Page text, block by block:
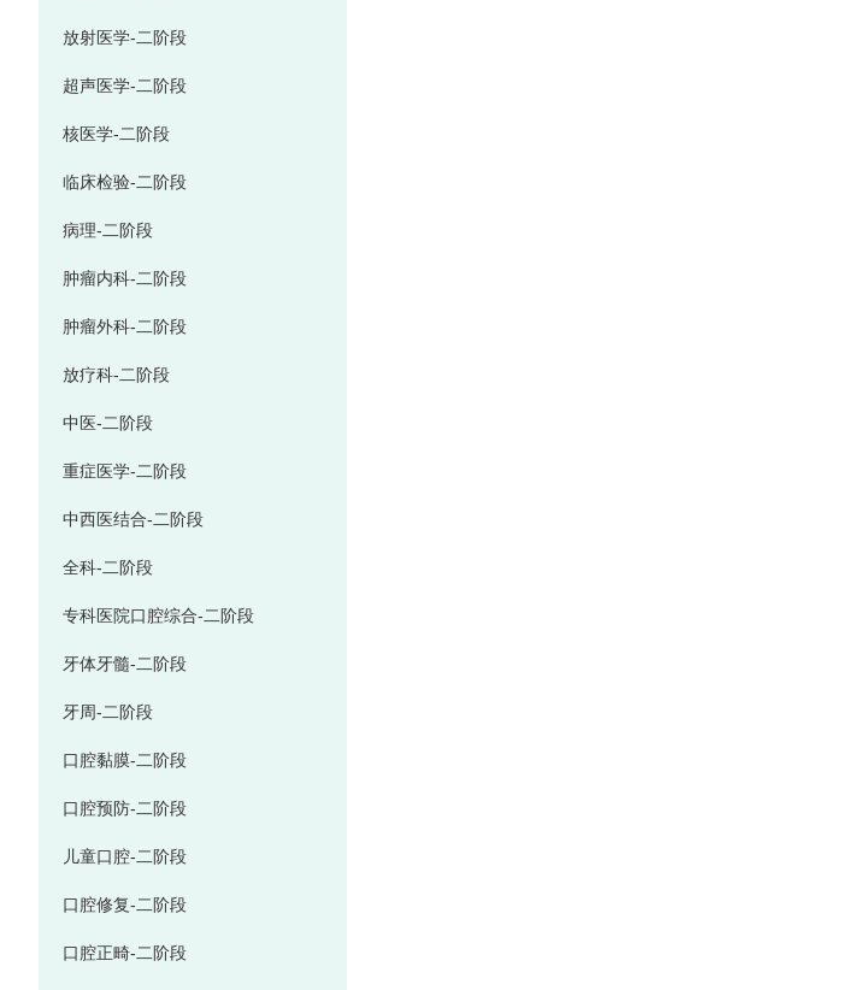
放射医学-二阶段
超声医学-二阶段
核医学-二阶段
临床检验-二阶段
病理-二阶段
肿瘤内科-二阶段
肿瘤外科-二阶段
放疗科-二阶段
中医-二阶段
重症医学-二阶段
中西医结合-二阶段
全科-二阶段
专科医院口腔综合-二阶段
牙体牙髓-二阶段
牙周-二阶段
口腔黏膜-二阶段
口腔预防-二阶段
儿童口腔-二阶段
口腔修复-二阶段
口腔正畸-二阶段